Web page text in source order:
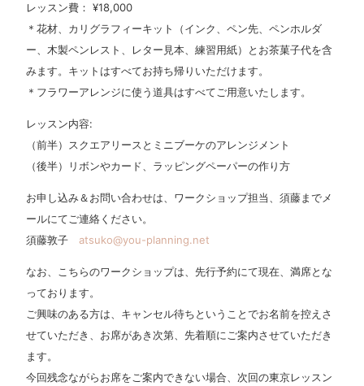
レッスン費： ¥18,000
＊花材、カリグラフィーキット（インク、ペン先、ペンホルダ
ー、木製ペンレスト、レター見本、練習用紙）とお茶菓子代を含
みます。キットはすべてお持ち帰りいただけます。
＊フラワーアレンジに使う道具はすべてご用意いたします。
レッスン内容:
（前半）スクエアリースとミニブーケのアレンジメント
（後半）リボンやカード、ラッピングペーパーの作り方
お申し込み＆お問い合わせは、ワークショップ担当、須藤までメ
ールにてご連絡ください。
須藤敦子 atsuko@you-planning.net
なお、こちらのワークショップは、先行予約にて現在、満席とな
っております。
ご興味のある方は、キャンセル待ちということでお名前を控えさ
せていただき、お席があき次第、先着順にご案内させていただき
ます。
今回残念ながらお席をご案内できない場合、次回の東京レッスン